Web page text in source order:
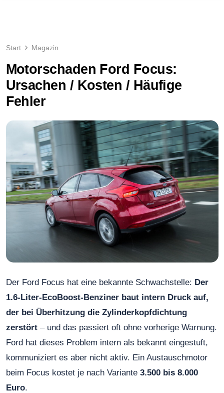
Start Magazin
Motorschaden Ford Focus:
Ursachen / Kosten / Häufige
Fehler
Der Ford Focus hat eine bekannte Schwachstelle: Der
1.6-Liter-EcoBoost-Benziner baut intern Druck auf,
der bei Überhitzung die Zylinderkopfdichtung
zerstört– und das passiert oft ohne vorherige Warnung.
Ford hat dieses Problem intern als bekannt eingestuft,
kommuniziert es aber nicht aktiv. Ein Austauschmotor
beim Focus kostet je nach Variante 3.500 bis 8.000
Euro.